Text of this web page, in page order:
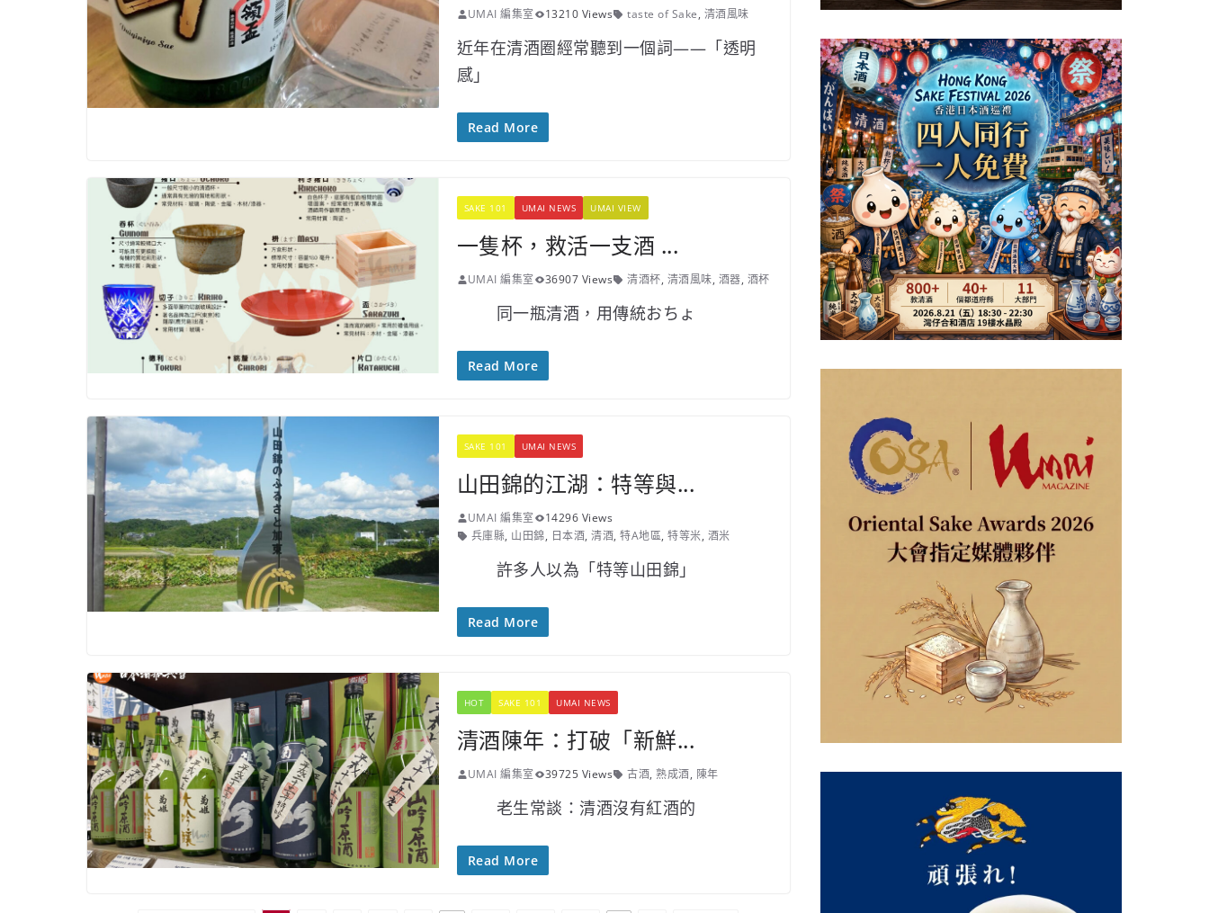
UMAI 編集室 13210 Views taste of Sake, 清酒風味
近年在清酒圈經常聽到一個詞——「透明
感」
Read More
SAKE 101 UMAI NEWS UMAI VIEW
一隻杯，救活一支酒 ...
UMAI 編集室 36907 Views 清酒杯, 清酒風味, 酒器, 酒杯
同一瓶清酒，用傳統おちょ
Read More
SAKE 101 UMAI NEWS
山田錦的江湖：特等與...
UMAI 編集室
14296 Views
兵庫縣, 山田錦, 日本酒,清酒,特A地區,特等米, 酒米
許多人以為「特等山田錦」
Read More
HOT SAKE 101 UMAI NEWS
清酒陳年：打破「新鮮...
UMAI 編集室 39725 Views 古酒,熟成酒, 陳年
老生常談：清酒沒有紅酒的
Read More